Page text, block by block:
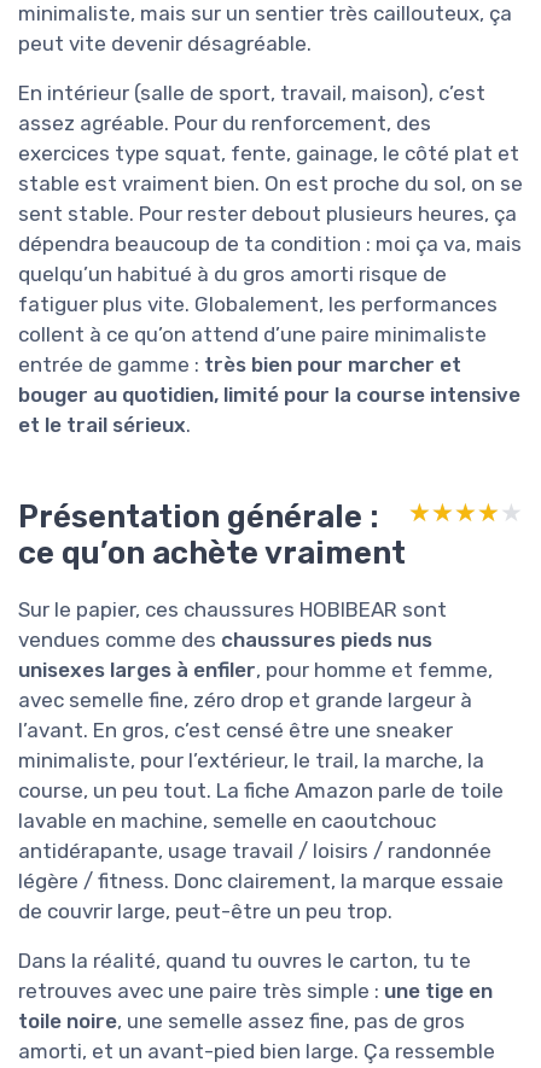
minimaliste, mais sur un sentier très caillouteux, ça
peut vite devenir désagréable.
En intérieur (salle de sport, travail, maison), c’est
assez agréable. Pour du renforcement, des
exercices type squat, fente, gainage, le côté plat et
stable est vraiment bien. On est proche du sol, on se
sent stable. Pour rester debout plusieurs heures, ça
dépendra beaucoup de ta condition : moi ça va, mais
quelqu’un habitué à du gros amorti risque de
fatiguer plus vite. Globalement, les performances
collent à ce qu’on attend d’une paire minimaliste
entrée de gamme : très bien pour marcher et
bouger au quotidien, limité pour la course intensive
et le trail sérieux.
Présentation générale :
ce qu’on achète vraiment
★★★★★
★★★★★
Sur le papier, ces chaussures HOBIBEAR sont
vendues comme des chaussures pieds nus
unisexes larges à enfiler, pour homme et femme,
avec semelle fine, zéro drop et grande largeur à
l’avant. En gros, c’est censé être une sneaker
minimaliste, pour l’extérieur, le trail, la marche, la
course, un peu tout. La fiche Amazon parle de toile
lavable en machine, semelle en caoutchouc
antidérapante, usage travail / loisirs / randonnée
légère / fitness. Donc clairement, la marque essaie
de couvrir large, peut-être un peu trop.
Dans la réalité, quand tu ouvres le carton, tu te
retrouves avec une paire très simple : une tige en
toile noire, une semelle assez fine, pas de gros
amorti, et un avant-pied bien large. Ça ressemble